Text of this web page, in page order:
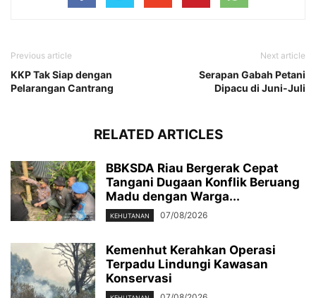
Previous article
KKP Tak Siap dengan
Pelarangan Cantrang
Next article
Serapan Gabah Petani
Dipacu di Juni-Juli
RELATED ARTICLES
BBKSDA Riau Bergerak Cepat
Tangani Dugaan Konflik Beruang
Madu dengan Warga...
KEHUTANAN 07/08/2026
Kemenhut Kerahkan Operasi
Terpadu Lindungi Kawasan
Konservasi